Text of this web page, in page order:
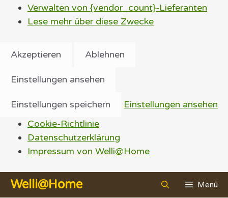
Verwalten von {vendor_count}-Lieferanten
Lese mehr über diese Zwecke
Akzeptieren Ablehnen
Einstellungen ansehen
Einstellungen speichern
Einstellungen ansehen
Cookie-Richtlinie
Datenschutzerklärung
Impressum von Welli@Home
Zum
InhaltWelli@Home Menü